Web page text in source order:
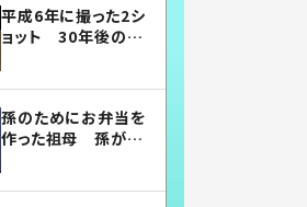
平成6年に撮った2シ
ョット 30年後の姿
孫のためにお弁当を
作った祖母 孫が絶